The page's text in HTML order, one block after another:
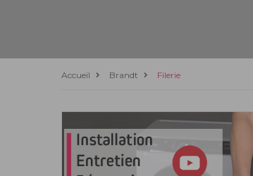
Accueil Brandt Filerie